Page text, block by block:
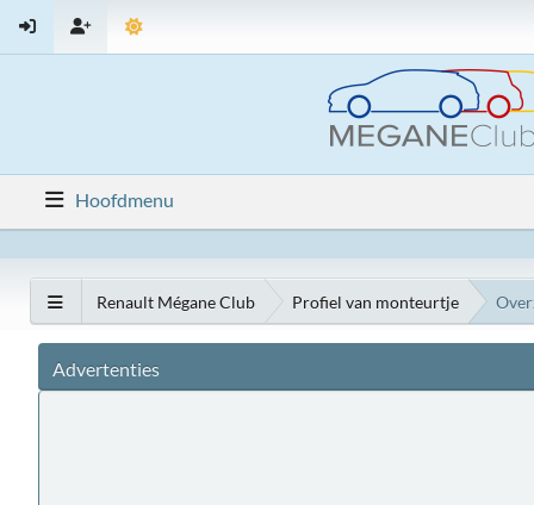
Hoofdmenu
Renault Mégane Club Profiel van monteurtje
Advertenties